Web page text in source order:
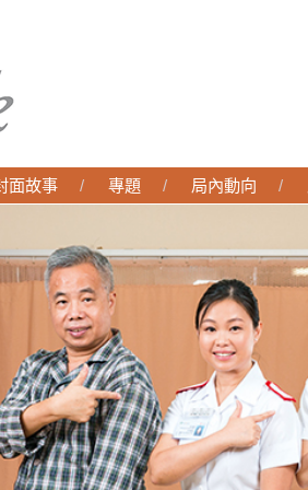
面故事 專題 局內動向